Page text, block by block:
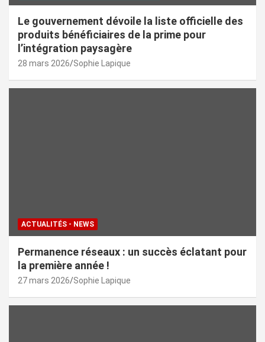
Le gouvernement dévoile la liste officielle des
produits bénéficiaires de la prime pour
l’intégration paysagère
28 mars 2026 Sophie Lapique
ACTUALITÉS - NEWS
Permanence réseaux : un succès éclatant pour
la première année !
27 mars 2026 Sophie Lapique